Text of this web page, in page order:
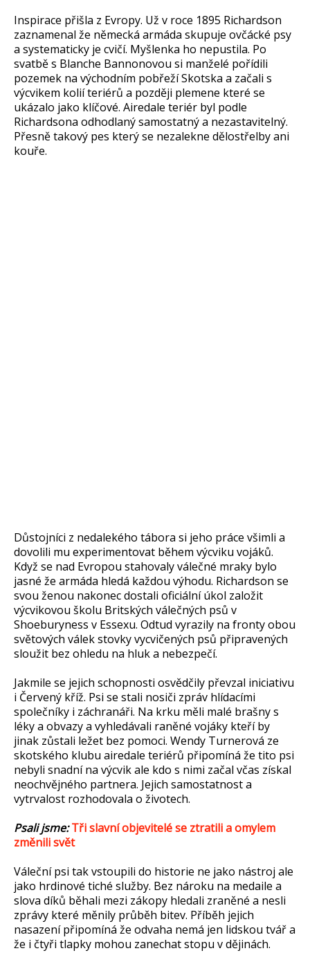
Inspirace přišla z Evropy. Už v roce 1895 Richardson
zaznamenal že německá armáda skupuje ovčácké psy
a systematicky je cvičí. Myšlenka ho nepustila. Po
svatbě s Blanche Bannonovou si manželé pořídili
pozemek na východním pobřeží Skotska a začali s
výcvikem kolií teriérů a později plemene které se
ukázalo jako klíčové. Airedale teriér byl podle
Richardsona odhodlaný samostatný a nezastavitelný.
Přesně takový pes který se nezalekne dělostřelby ani
kouře.
Důstojníci z nedalekého tábora si jeho práce všimli a
dovolili mu experimentovat během výcviku vojáků.
Když se nad Evropou stahovaly válečné mraky bylo
jasné že armáda hledá každou výhodu. Richardson se
svou ženou nakonec dostali oficiální úkol založit
výcvikovou školu Britských válečných psů v
Shoeburyness v Essexu. Odtud vyrazily na fronty obou
světových válek stovky vycvičených psů připravených
sloužit bez ohledu na hluk a nebezpečí.
Jakmile se jejich schopnosti osvědčily převzal iniciativu
i Červený kříž. Psi se stali nosiči zpráv hlídacími
společníky i záchranáři. Na krku měli malé brašny s
léky a obvazy a vyhledávali raněné vojáky kteří by
jinak zůstali ležet bez pomoci. Wendy Turnerová ze
skotského klubu airedale teriérů připomíná že tito psi
nebyli snadní na výcvik ale kdo s nimi začal včas získal
neochvějného partnera. Jejich samostatnost a
vytrvalost rozhodovala o životech.
Psali jsme:Tři slavní objevitelé se ztratili a omylem
změnili svět
Váleční psi tak vstoupili do historie ne jako nástroj ale
jako hrdinové tiché služby. Bez nároku na medaile a
slova díků běhali mezi zákopy hledali zraněné a nesli
zprávy které měnily průběh bitev. Příběh jejich
nasazení připomíná že odvaha nemá jen lidskou tvář a
že i čtyři tlapky mohou zanechat stopu v dějinách.